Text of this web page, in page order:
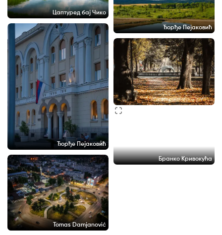
Цаптуред бај Чико
Ђорђе Пејаковић
Ђорђе Пејаковић
Бранко Кривокућа
Tomas Damjanović